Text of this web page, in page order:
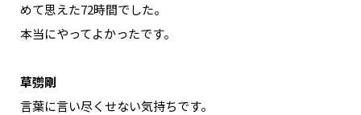
めて思えた72時間でした。
本当にやってよかったです。
草彅剛
言葉に言い尽くせない気持ちです。